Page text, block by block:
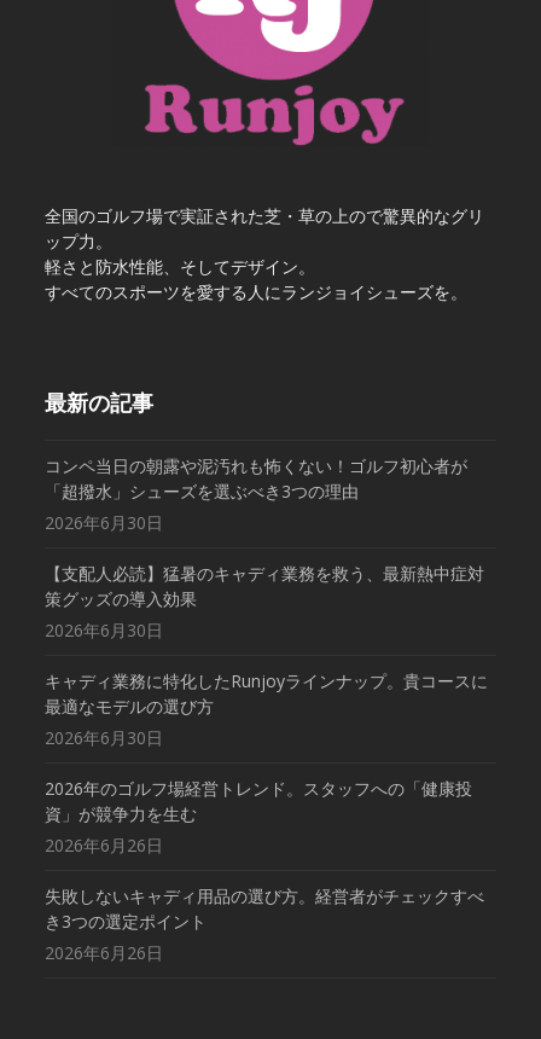
全国のゴルフ場で実証された芝・草の上ので驚異的なグリ
ップ力。
軽さと防水性能、そしてデザイン。
すべてのスポーツを愛する人にランジョイシューズを。
最新の記事
コンペ当日の朝露や泥汚れも怖くない！ゴルフ初心者が
「超撥水」シューズを選ぶべき3つの理由
2026年6月30日
【支配人必読】猛暑のキャディ業務を救う、最新熱中症対
策グッズの導入効果
2026年6月30日
キャディ業務に特化したRunjoyラインナップ。貴コースに
最適なモデルの選び方
2026年6月30日
2026年のゴルフ場経営トレンド。スタッフへの「健康投
資」が競争力を生む
2026年6月26日
失敗しないキャディ用品の選び方。経営者がチェックすべ
き3つの選定ポイント
2026年6月26日